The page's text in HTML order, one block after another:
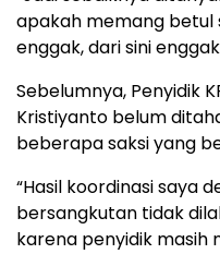
apakah memang betul
enggak, dari sini
Sebelumnya, Penyidik
Kristiyanto belum
beberapa saksi yang
“Hasil koordinasi saya
bersangkutan tidak
karena penyidik masih